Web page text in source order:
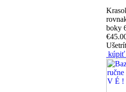
boky
kúpiť